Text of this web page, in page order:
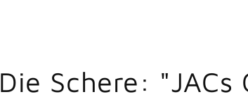
Die Schere: "JACs